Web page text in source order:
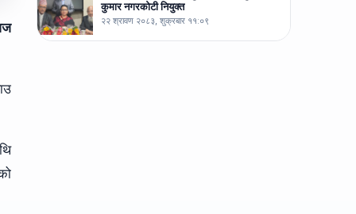
कुमार नगरकोटी नियुक्त
२२ श्रावण २०८३, शुक्रबार ११:०९